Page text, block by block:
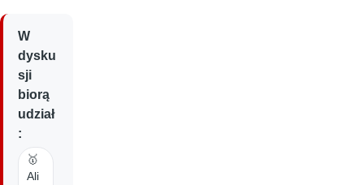
W
dysku
sji
biorą
udział
:
🥇
Ali